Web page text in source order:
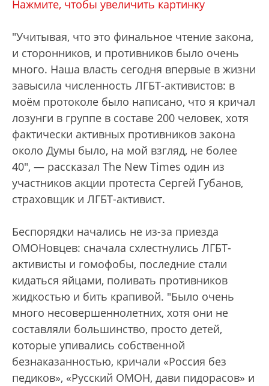
Нажмите, чтобы увеличить картинку
"Учитывая, что это финальное чтение закона,
и сторонников, и противников было очень
много. Наша власть сегодня впервые в жизни
завысила численность ЛГБТ-активистов: в
моём протоколе было написано, что я кричал
лозунги в группе в составе 200 человек, хотя
фактически активных противников закона
около Думы было, на мой взгляд, не более
40", — рассказал The New Times один из
участников акции протеста Сергей Губанов,
страховщик и ЛГБТ-активист.
Беспорядки начались не из-за приезда
ОМОНовцев: сначала схлестнулись ЛГБТ-
активисты и гомофобы, последние стали
кидаться яйцами, поливать противников
жидкостью и бить крапивой. "Было очень
много несовершеннолетних, хотя они не
составляли большинство, просто детей,
которые упивались собственной
безнаказанностью, кричали «Россия без
педиков», «Русский ОМОН, дави пидорасов» и